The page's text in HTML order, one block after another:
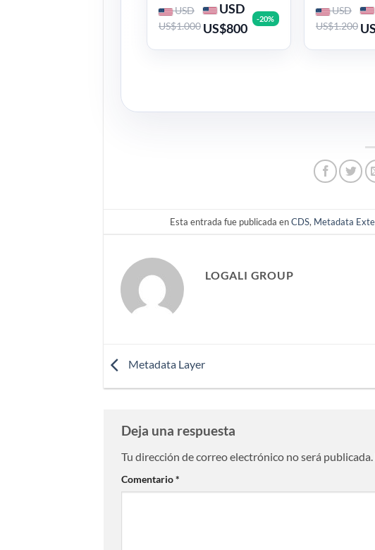
USD
US$1.000
USD
US$800
-20%
USD
US$1.200
Esta entrada fue publicada enCDS, Metadata
LOGALI GROUP
Metadata Layer
Deja una respuesta
Tu dirección de correo electrónico no será publicada.
Comentario*